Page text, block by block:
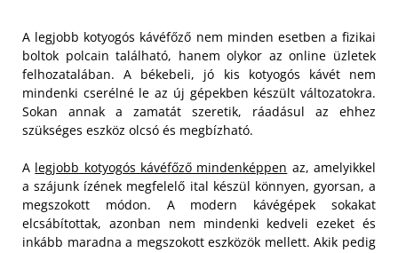
A legjobb kotyogós kávéfőző nem minden esetben a fizikai
boltok polcain található, hanem olykor az online üzletek
felhozatalában. A békebeli, jó kis kotyogós kávét nem
mindenki cserélné le az új gépekben készült változatokra.
Sokan annak a zamatát szeretik, ráadásul az ehhez
szükséges eszköz olcsó és megbízható.
A legjobb kotyogós kávéfőző mindenképpen az, amelyikkel
a szájunk ízének megfelelő ital készül könnyen, gyorsan, a
megszokott módon. A modern kávégépek sokakat
elcsábítottak, azonban nem mindenki kedveli ezeket és
inkább maradna a megszokott eszközök mellett. Akik pedig